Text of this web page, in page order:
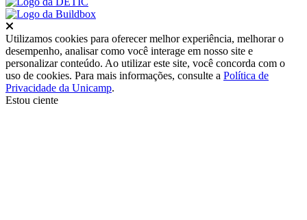
Utilizamos cookies para oferecer melhor experiência, melhorar o
desempenho, analisar como você interage em nosso site e
personalizar conteúdo. Ao utilizar este site, você concorda com o
uso de cookies. Para mais informações, consulte a Política de
Privacidade da Unicamp.
Estou ciente